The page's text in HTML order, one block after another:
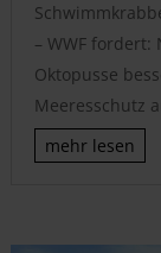
– WWF fordert:
Oktopusse
Meeresschutz
mehr lesen